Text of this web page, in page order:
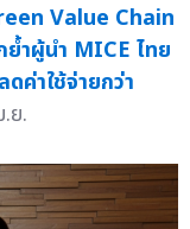
Value Chain
ำผู้นำ MICE ไทย
ค่าใช้จ่ายกว่า
ย.